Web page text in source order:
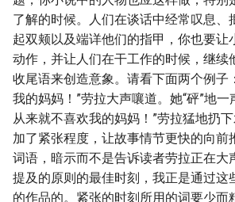
了解的时候。人们在谈话中经常叹息、
起双颊以及端详他们的指甲，你也要让
动作，并让人们在干工作的时候，继续
收尾语来创造意象。请看下面两个例子
我的妈妈！”劳拉大声嚷道。她“砰”地一
从来就不喜欢我的妈妈！”劳拉猛地扔
加了紧张程度，让故事情节更快的向前
词语，暗示而不是告诉读者劳拉正在大
提及的原则的最佳时刻，我正是通过这
的作品的。紧张的时刻所用的词要少而